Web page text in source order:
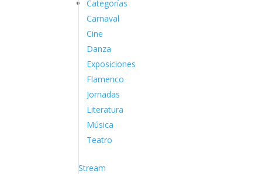
Categorías
Carnaval
Cine
Danza
Exposiciones
Flamenco
Jornadas
Literatura
Música
Teatro
Stream